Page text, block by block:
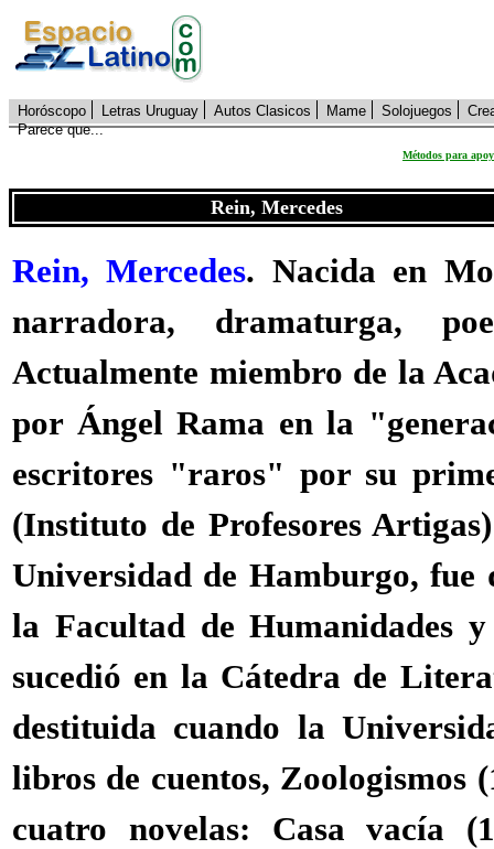
Horóscopo Letras Uruguay Autos Clasicos Mame Solojuegos
Parece que...
Métodos para
Rein, Mercedes
Rein, Mercedes. Nacida en
narradora, dramaturga,
Actualmente miembro de la
por Ángel Rama en la
escritores "raros" por su
(Instituto de Profesores
Universidad de Hamburgo, fue
la Facultad de Humanidades
sucedió en la Cátedra de
destituida cuando la
libros de cuentos, Zoologismos
cuatro novelas: Casa vacía